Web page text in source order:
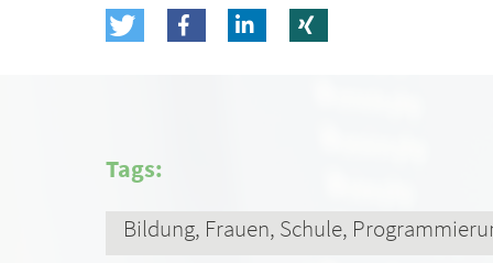
Tags:
Bildung, Frauen, Schule,